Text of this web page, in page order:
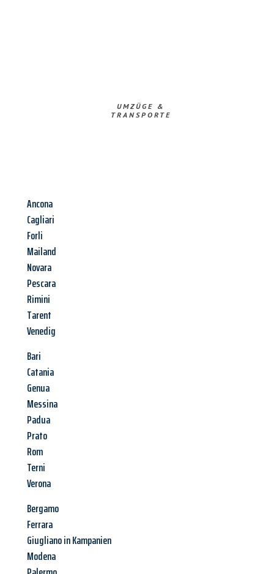
UMZÜGE &
TRANSPORTE
Ancona
Cagliari
Forli
Mailand
Novara
Pescara
Rimini
Tarent
Venedig
Bari
Catania
Genua
Messina
Padua
Prato
Rom
Terni
Verona
Bergamo
Ferrara
Giugliano in Kampanien
Modena